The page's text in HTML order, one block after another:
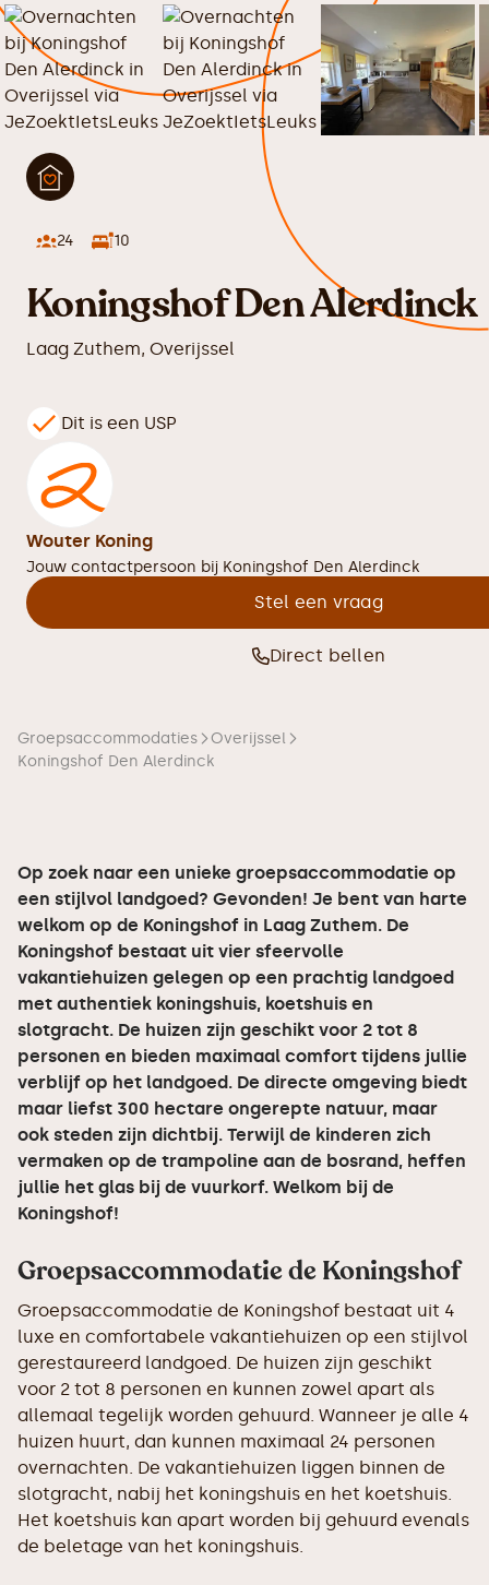
24 10
Koningshof Den Alerdinck
Laag Zuthem, Overijssel
Dit is een USP
Wouter Koning
Jouw contactpersoon bij Koningshof Den Alerdinck
Stel een vraag
Direct bellen
Groepsaccommodaties
Overijssel
Koningshof Den Alerdinck
Op zoek naar een unieke groepsaccommodatie op
een stijlvol landgoed? Gevonden! Je bent van harte
welkom op de Koningshof in Laag Zuthem. De
Koningshof bestaat uit vier sfeervolle
vakantiehuizen gelegen op een prachtig landgoed
met authentiek koningshuis, koetshuis en
slotgracht. De huizen zijn geschikt voor 2 tot 8
personen en bieden maximaal comfort tijdens jullie
verblijf op het landgoed. De directe omgeving biedt
maar liefst 300 hectare ongerepte natuur, maar
ook steden zijn dichtbij. Terwijl de kinderen zich
vermaken op de trampoline aan de bosrand, heffen
jullie het glas bij de vuurkorf. Welkom bij de
Koningshof!
Groepsaccommodatie de Koningshof
Groepsaccommodatie de Koningshof bestaat uit 4
luxe en comfortabele vakantiehuizen op een stijlvol
gerestaureerd landgoed. De huizen zijn geschikt
voor 2 tot 8 personen en kunnen zowel apart als
allemaal tegelijk worden gehuurd. Wanneer je alle 4
huizen huurt, dan kunnen maximaal 24 personen
overnachten. De vakantiehuizen liggen binnen de
slotgracht, nabij het koningshuis en het koetshuis.
Het koetshuis kan apart worden bij gehuurd evenals
de beletage van het koningshuis.